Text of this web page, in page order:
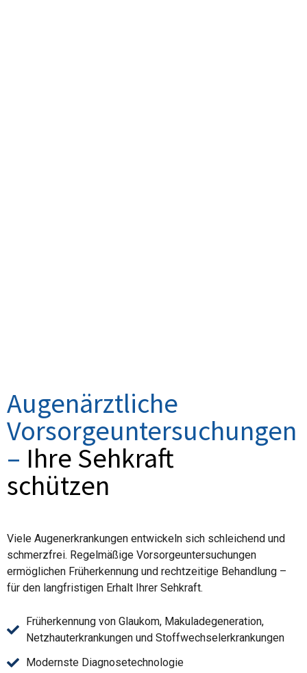
Augenärztliche
Vorsorgeuntersuchungen
– Ihre Sehkraft
schützen
Viele Augenerkrankungen entwickeln sich schleichend und
schmerzfrei. Regelmäßige Vorsorgeuntersuchungen
ermöglichen Früherkennung und rechtzeitige Behandlung –
für den langfristigen Erhalt Ihrer Sehkraft.
Früherkennung von Glaukom, Makuladegeneration,
Netzhauterkrankungen und Stoffwechselerkrankungen
Modernste Diagnosetechnologie